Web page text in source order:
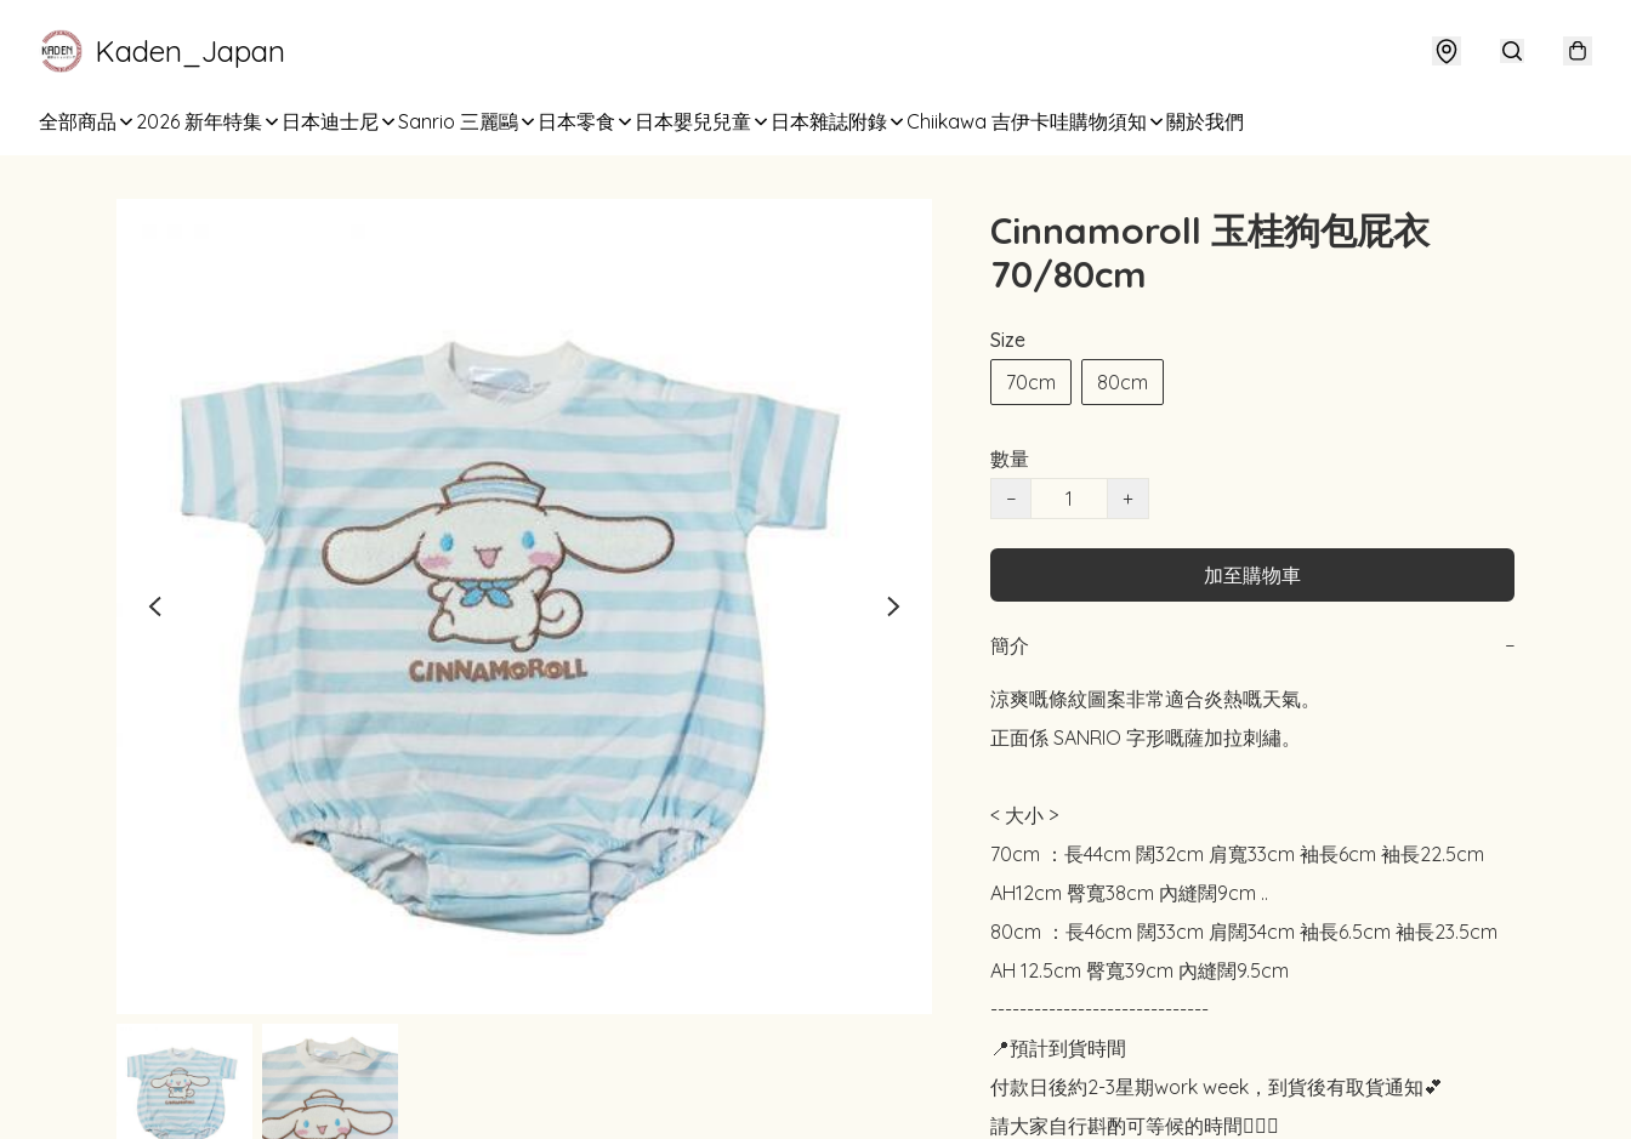
Kaden_Japan
全部商品 2026 新年特集 日本迪士尼 Sanrio 三麗鷗 日本零食 日本嬰兒兒童 日本雜誌附錄 Chiikawa 吉伊卡哇購物須知 關於我們
Cinnamoroll 玉桂狗包屁衣
70/80cm
Size
70cm
80cm
數量
−
+
加至購物車
簡介 −
涼爽嘅條紋圖案非常適合炎熱嘅天氣。
正面係 SANRIO 字形嘅薩加拉刺繡。
< 大小 >
70cm ：長44cm 闊32cm 肩寬33cm 袖長6cm 袖長22.5cm
AH12cm 臀寬38cm 內縫闊9cm ..
80cm ：長46cm 闊33cm 肩闊34cm 袖長6.5cm 袖長23.5cm
AH 12.5cm 臀寬39cm 內縫闊9.5cm
------------------------------
📍預計到貨時間
付款日後約2-3星期work week，到貨後有取貨通知💕
請大家自行斟酌可等候的時間🙇🏻‍♀️